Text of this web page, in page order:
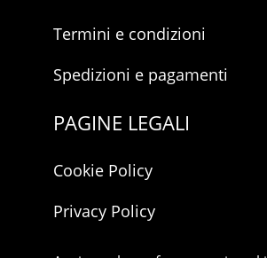
Termini e condizioni
Spedizioni e pagamenti
PAGINE LEGALI
Cookie Policy
Privacy Policy